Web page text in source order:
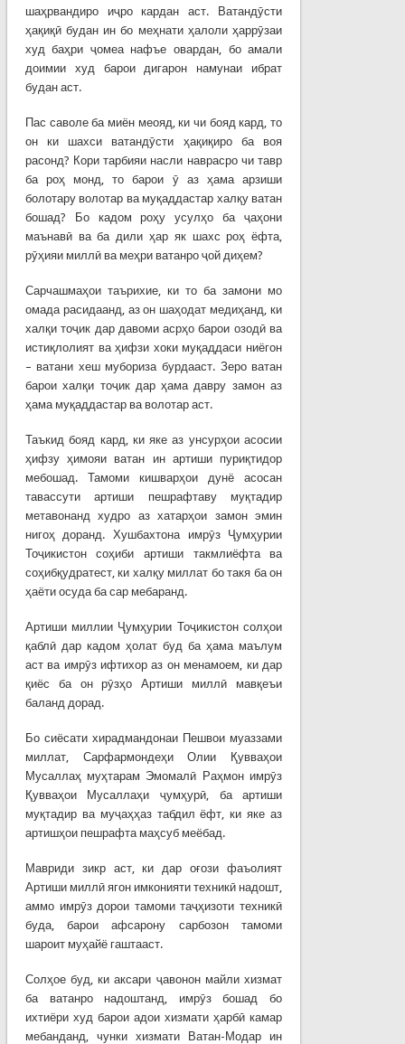
шаҳрвандиро иҷро кардан аст. Ватандӯсти
ҳақиқӣ будан ин бо меҳнати ҳалоли ҳаррӯзаи
худ баҳри ҷомеа нафъе овардан, бо амали
доимии худ барои дигарон намунаи ибрат
будан аст.
Пас саволе ба миён меояд, ки чи бояд кард, то
он ки шахси ватандӯсти ҳақиқиро ба воя
расонд? Кори тарбияи насли наврасро чи тавр
ба роҳ монд, то барои ӯ аз ҳама арзиши
болотару волотар ва муқаддастар халқу ватан
бошад? Бо кадом роҳу усулҳо ба ҷаҳони
маънавӣ ва ба дили ҳар як шахс роҳ ёфта,
рӯҳияи миллӣ ва меҳри ватанро ҷой диҳем?
Сарчашмаҳои таърихие, ки то ба замони мо
омада расидаанд, аз он шаҳодат медиҳанд, ки
халқи тоҷик дар давоми асрҳо барои озодӣ ва
истиқлолият ва ҳифзи хоки муқаддаси ниёгон
– ватани хеш мубориза бурдааст. Зеро ватан
барои халқи тоҷик дар ҳама давру замон аз
ҳама муқаддастар ва волотар аст.
Таъкид бояд кард, ки яке аз унсурҳои асосии
ҳифзу ҳимояи ватан ин артиши пуриқтидор
мебошад. Тамоми кишварҳои дунё асосан
тавассути артиши пешрафтаву муқтадир
метавонанд худро аз хатарҳои замон эмин
нигоҳ доранд. Хушбахтона имрӯз Ҷумҳурии
Тоҷикистон соҳиби артиши такмлиёфта ва
соҳибқудратест, ки халқу миллат бо такя ба он
ҳаёти осуда ба сар мебаранд.
Артиши миллии Ҷумҳурии Тоҷикистон солҳои
қаблӣ дар кадом ҳолат буд ба ҳама маълум
аст ва имрӯз ифтихор аз он менамоем, ки дар
қиёс ба он рӯзҳо Артиши миллӣ мавқеъи
баланд дорад.
Бо сиёсати хирадмандонаи Пешвои муаззами
миллат, Сарфармондеҳи Олии Қувваҳои
Мусаллаҳ муҳтарам Эмомалӣ Раҳмон имрӯз
Қувваҳои Мусаллаҳи ҷумҳурӣ, ба артиши
муқтадир ва муҷаҳҳаз табдил ёфт, ки яке аз
артишҳои пешрафта маҳсуб меёбад.
Мавриди зикр аст, ки дар оғози фаъолият
Артиши миллӣ ягон имконияти техникӣ надошт,
аммо имрӯз дорои тамоми таҷҳизоти техникӣ
буда, барои афсарону сарбозон тамоми
шароит муҳайё гаштааст.
Солҳое буд, ки аксари ҷавонон майли хизмат
ба ватанро надоштанд, имрӯз бошад бо
ихтиёри худ барои адои хизмати ҳарбӣ камар
мебанданд, чунки хизмати Ватан-Модар ин